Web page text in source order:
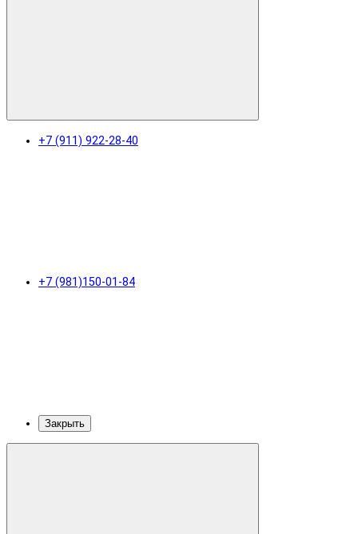
+7 (911) 922-28-40
+7 (981)150-01-84
Закрыть